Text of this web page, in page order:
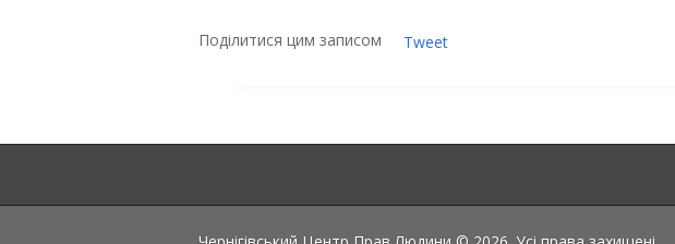
Поділитися цим записом Tweet